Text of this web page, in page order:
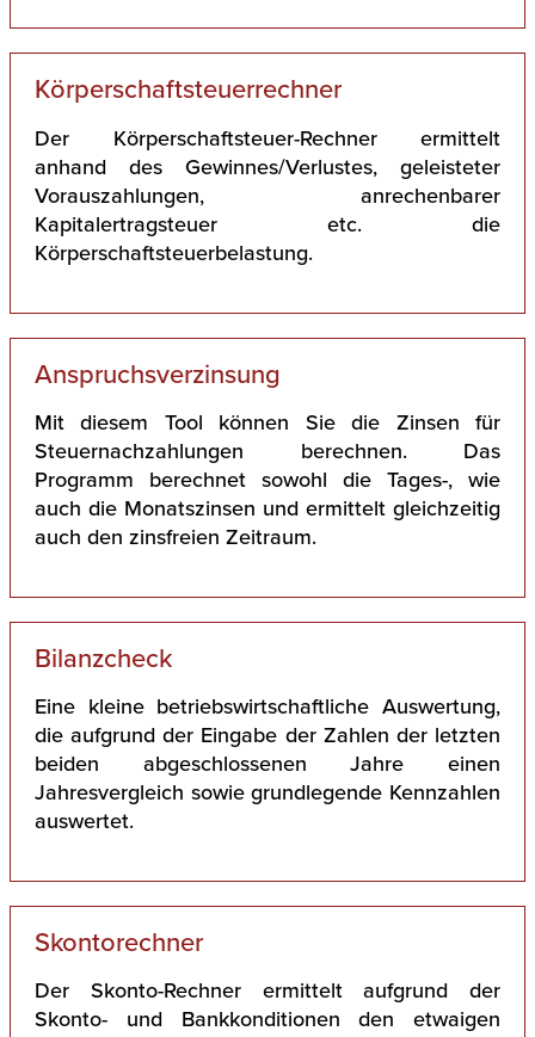
Körperschaftsteuerrechner
Der Körperschaftsteuer-Rechner ermittelt
anhand des Gewinnes/Verlustes, geleisteter
Vorauszahlungen, anrechenbarer
Kapitalertragsteuer etc. die
Körperschaftsteuerbelastung.
Anspruchsverzinsung
Mit diesem Tool können Sie die Zinsen für
Steuernachzahlungen berechnen. Das
Programm berechnet sowohl die Tages-, wie
auch die Monatszinsen und ermittelt gleichzeitig
auch den zinsfreien Zeitraum.
Bilanzcheck
Eine kleine betriebswirtschaftliche Auswertung,
die aufgrund der Eingabe der Zahlen der letzten
beiden abgeschlossenen Jahre einen
Jahresvergleich sowie grundlegende Kennzahlen
auswertet.
Skontorechner
Der Skonto-Rechner ermittelt aufgrund der
Skonto- und Bankkonditionen den etwaigen